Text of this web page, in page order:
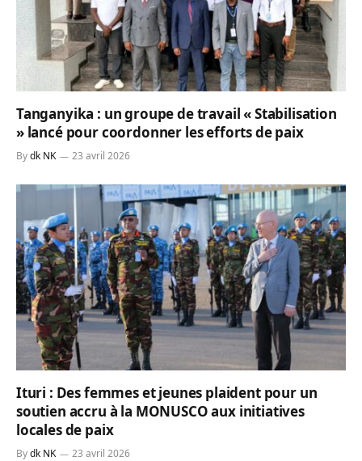
Tanganyika : un groupe de travail « Stabilisation
» lancé pour coordonner les efforts de paix
Bydk NK 23 avril 2026
Ituri : Des femmes et jeunes plaident pour un
soutien accru à la MONUSCO aux initiatives
locales de paix
Bydk NK 23 avril 2026